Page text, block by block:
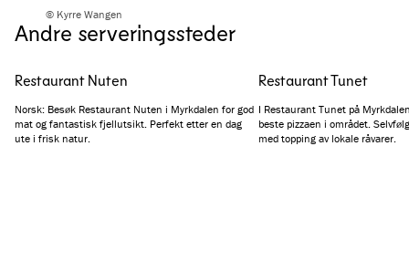
© Kyrre Wangen
Andre serveringssteder
Restaurant Nuten
Norsk: Besøk Restaurant Nuten i Myrkdalen for god
mat og fantastisk fjellutsikt. Perfekt etter en dag
ute i frisk natur.
Restaurant Tunet
I Restaurant Tunet på
beste pizzaen i området.
med topping av lokale råvarer.